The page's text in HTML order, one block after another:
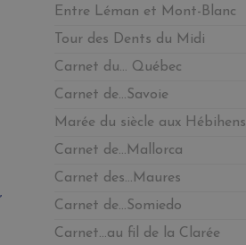
Entre Léman et Mont-Blanc
Tour des Dents du Midi
Carnet du… Québec
Carnet de…Savoie
Marée du siècle aux Hébihens
Carnet de…Mallorca
Carnet des…Maures
Carnet de…Somiedo
Carnet…au fil de la Clarée